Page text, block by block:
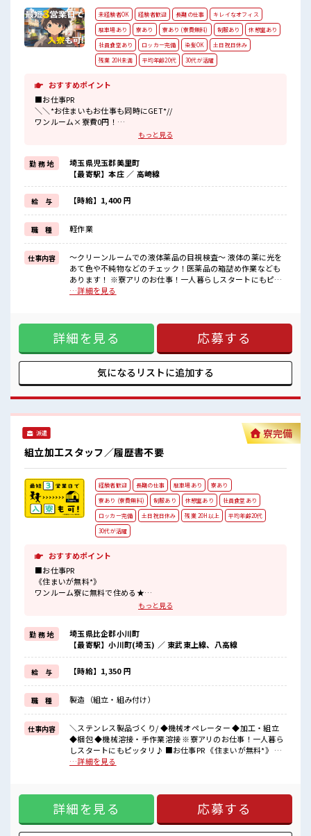
未経験者OK 経験者歓迎 長期の仕事
キレイなオフィス
駐車場あり
寮あり 寮あり (寮費無料) 制服あり
休憩室あり
社員食堂あり
ロッカー完備 染髪OK
土日祝日休み
残業 20H未満
平均年齢20代 30代が活躍
おすすめポイント
■お仕事PR
＼＼*お住まいもお仕事も同時にGET*//
ワンルーム×寮費0円！
TV・冷蔵庫・洗濯機・エアコンなどの家電は備え付け♪
赴任時の交通費支給あり！
未経験の方も大カンゲイ★
初めてで不安な方もご安心ください！
キレイな職場なので抵抗なくスタートできちゃいます♪
正社員登用制度もあります◎
イチからスキル・ステップUPしちゃいましょう↑↑
うれしい日勤・土日祝休みのオシゴト！
友達や家族との予定もたてやすいからプライベートも充実♪
■職場の雰囲気
《20代～30代の女性スタッフさん活躍中》
敷地が広くキレイな工場！
キバツ過ぎなければ髪のカラーリングOK♪
#ryo
もっと見る
勤 務 地
埼玉県児玉郡美里町
【最寄駅】本庄 ／ 高崎線
給 与 【時給】1,400 円
職 種 軽作業
仕事内容
～クリーンルームでの液体薬品の目視検査～ 液体の薬に光を
あて色や不純物などのチェック！医薬品の箱詰め作業なども
あります！ ※寮アリのお仕事！一人暮らしスタートにもピッ
タリ♪ ■お仕事PR ＼＼*お住まいもお仕事も同時にGET*// ワ
赴任時の交通費支給あり！ 未経験の方も大カンゲイ★ 初めて
で不安な方もご安心ください！ キレイな職場なので抵抗なく
スタートできちゃいます♪ 正社員登用制度もあります◎ イチ
からスキル・ステップUPしちゃいましょう↑↑ うれしい日
勤・土日祝休みのオシゴト！ 友達や家族との予定もたてやす
いからプライベートも充実♪ ■職場の雰囲気 《20代～30代の
過ぎなければ髪のカラーリングOK♪ 社員食堂/ロッカー/休憩
室/無料駐車場完備！ 本庄駅から無料送迎あり！ #ryo
…詳細を見る
詳細を見る 応募する
気になるリストに追加する
派遣
組立加工スタッフ／履歴書不要
寮完備
経験者歓迎 長期の仕事 駐車場あり
寮あり
寮あり (寮費無料)
制服あり 休憩室あり
社員食堂あり
ロッカー完備
土日祝日休み 残業 20H以上
平均年齢20代
30代が活躍
おすすめポイント
■お仕事PR
《住まいが無料*》
ワンルーム寮に無料で住める★
通勤や買い物もラクラク！
《経験者カンゲイ*》
経験がちょっとだけでも大丈夫！
ブランクがある人も問題なし！
担当者もしっかりとフォローします◎
アナタの経験が活かせる環境です♪
《うれしい日勤*》
日勤のみで働きやすい！
規則正しい生活を大切にできる！
無理なく働きたい方にぴったりです！
《土日祝休み*》
プライベートの時間を大切にできる！
趣味と仕事の両立もできそう！
20～30代の男性活躍中★
持ち物が多いあなたにもぴったりなロッカー付き！
しっかりと休める休憩所もあり！
食堂あり！
もっと見る
勤 務 地
埼玉県比企郡小川町
【最寄駅】小川町(埼玉) ／ 東武東上線、八高線
給 与 【時給】1,350 円
職 種 製造（組立・組み付け）
仕事内容
＼ステンレス製品づくり/ ◆機械オペレーター ◆加工・組立
◆梱包 ◆機械溶接・手作業溶接 ※寮アリのお仕事！一人暮ら
しスタートにもピッタリ♪ ■お仕事PR 《住まいが無料*》 ワ
ンルーム寮に無料で住める★ さらに駐車場完備！ マイカーの
問題なし！ 担当者もしっかりとフォローします◎ アナタの経
験が活かせる環境です♪ 《うれしい日勤*》 日勤のみで働き
やすい！ 規則正しい生活を大切にできる！ 無理なく働きたい
方にぴったりです！ 《土日祝休み*》 プライベートの時間を
…詳細を見る
詳細を見る 応募する